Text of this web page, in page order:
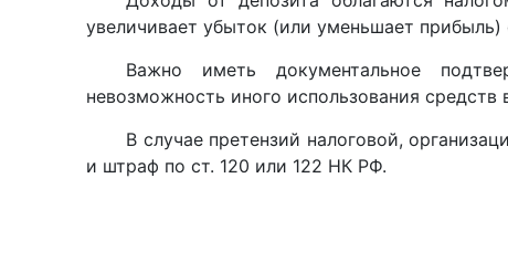
увеличивает убыток (или уменьшает прибыль)
Важно иметь документальное
невозможность иного использования
В случае претензий налоговой,
и штраф по ст. 120 или 122 НК РФ.